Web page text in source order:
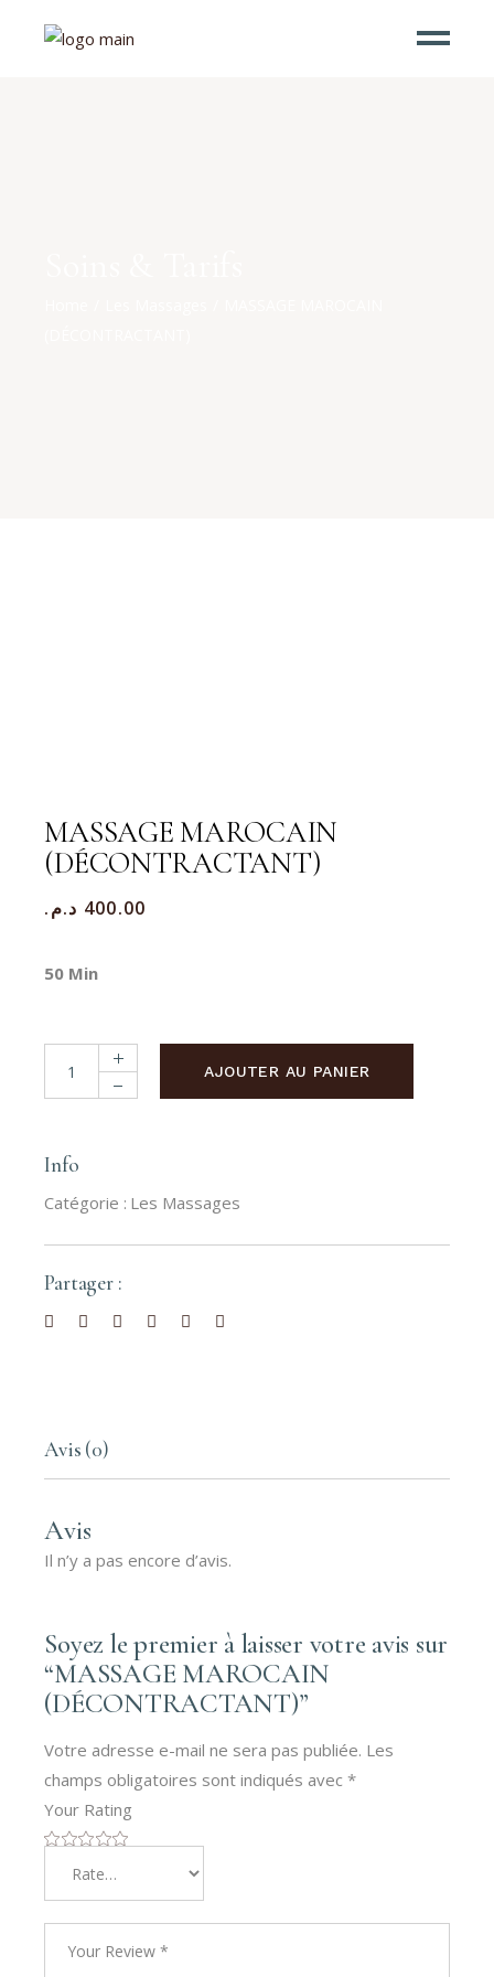
MASSAGE MAROCAIN
(DÉCONTRACTANT)
400.00 د.م.
50 Min
MASSAGE MAROCAIN (DÉCONTRACTANT) quantité
AJOUTER AU PANIER
Info
Catégorie : Les Massages
Partager :
Avis (0)
Avis
Il n’y a pas encore d’avis.
Soyez le premier à laisser votre avis sur
“MASSAGE MAROCAIN
(DÉCONTRACTANT)”
Votre adresse e-mail ne sera pas publiée. Les
champs obligatoires sont indiqués avec*
Your Rating